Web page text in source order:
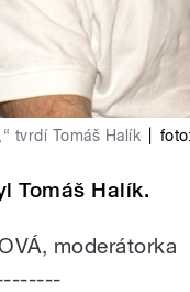
tvrdí Tomáš Halík foto:
Tomáš Halík.
moderátorka